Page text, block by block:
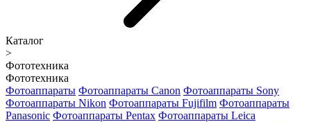
Каталог
>
Фототехника
Фототехника
Фотоаппараты Фотоаппараты Canon Фотоаппараты Sony
Фотоаппараты Nikon Фотоаппараты Fujifilm Фотоаппараты
Panasonic Фотоаппараты Pentax Фотоаппараты Leica